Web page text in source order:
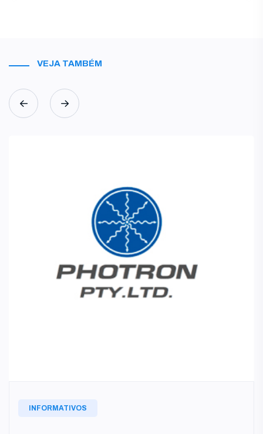
VEJA TAMBÉM
INFORMATIVOS